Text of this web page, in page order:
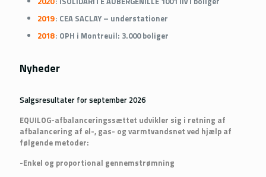
2019 : CEA SACLAY – understationer
2018 : OPH i Montreuil: 3.000 boliger
Nyheder
Salgsresultater for september 2026
EQUILOG-afbalanceringssættet udvikler sig i retning af
afbalancering af el-, gas- og varmtvandsnet ved hjælp af
følgende metoder:
-Enkel og proportional gennemstrømning